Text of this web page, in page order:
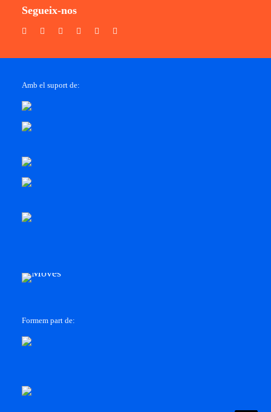
Segueix-nos
Amb el suport de:
Formem part de: